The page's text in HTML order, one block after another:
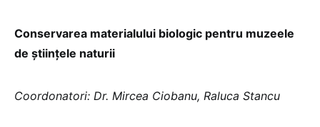
Conservarea materialului biologic pentru muzeele
de științele naturii
Coordonatori: Dr. Mircea Ciobanu, Raluca Stancu